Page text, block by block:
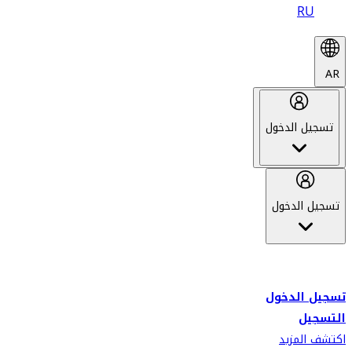
RU
AR
تسجيل الدخول
تسجيل الدخول
تسجيل الدخول
التسجيل
اكتشف المزيد